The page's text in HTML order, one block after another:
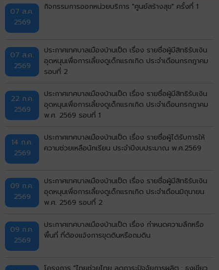
07 ส.ค.
2569
กิจกรรมการออกหน่วยบริการ "ศูนย์สร้างสุข" ครั้งที่ 1
07 ส.ค.
2569
ประกาศเทศบาลเมืองบ้านเป็ด เรื่อง รายชื่อผู้มีสิทธิรับเงิน
อุดหนุนเพื่อการเลี้ยงดูเด็กแรกเกิด ประจำเดือนกรกฎาคม
รอบที่ 2
22 ก.ค.
2569
ประกาศเทศบาลเมืองบ้านเป็ด เรื่อง รายชื่อผู้มีสิทธิรับเงิน
อุดหนุนเพื่อการเลี้ยงดูเด็กแรกเกิด ประจำเดือนกรกฎาคม
พ.ศ. 2569 รอบที่ 1
14 ก.ค.
2569
ประกาศเทศบาลเมืองบ้านเป็ด เรื่อง รายชื่อผู้ได้รับการให้
ความช่วยเหลือนักเรียน ประจำปีงบประมาณ พ.ศ.2569
09 ก.ค.
2569
ประกาศเทศบาลเมืองบ้านเป็ด เรื่อง รายชื่อผู้มีสิทธิรับเงิน
อุดหนุนเพื่อการเลี้ยงดูเด็กแรกเกิด ประจำเดือนมิถุนายน
พ.ศ. 2569 รอบที่ 2
09 ก.ค.
2569
ประกาศเทศบาลเมืองบ้านเป็ด เรื่อง กำหนดความลึกหรือ
พื้นที่ ที่ต้องแจ้งการขุดดินหรือถมดิน